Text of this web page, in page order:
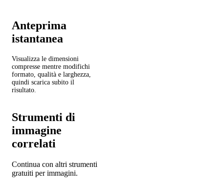
Anteprima
istantanea
Visualizza le dimensioni
compresse mentre modifichi
formato, qualità e larghezza,
quindi scarica subito il
risultato.
Strumenti di
immagine
correlati
Continua con altri strumenti
gratuiti per immagini.